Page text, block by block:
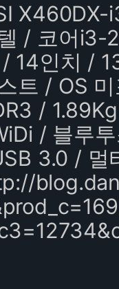
X460DX-
/ 코어i3-
14인치 /
트 / OS
/
/ 블루
3.0 / 멀